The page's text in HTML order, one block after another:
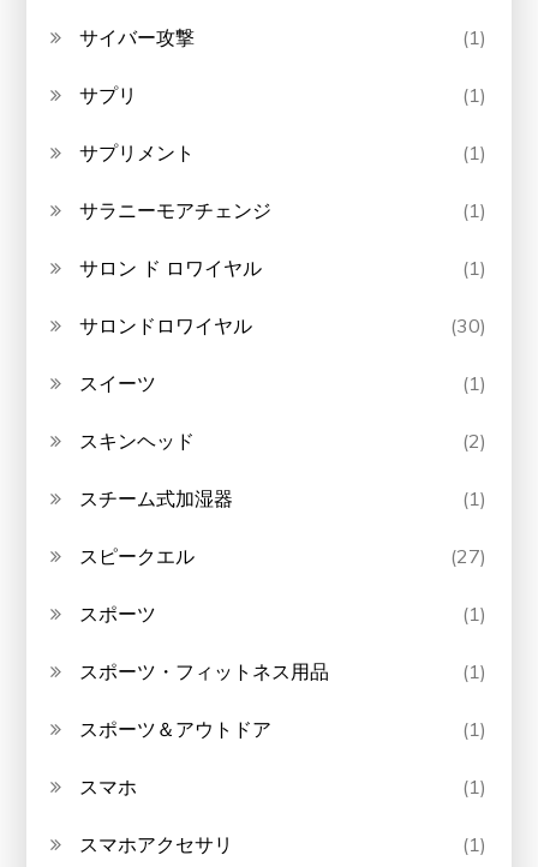
サイバー攻撃 (1)
サプリ (1)
サプリメント (1)
サラニーモアチェンジ (1)
サロン ド ロワイヤル (1)
サロンドロワイヤル (30)
スイーツ (1)
スキンヘッド (2)
スチーム式加湿器 (1)
スピークエル (27)
スポーツ (1)
スポーツ・フィットネス用品 (1)
スポーツ＆アウトドア (1)
スマホ (1)
スマホアクセサリ (1)